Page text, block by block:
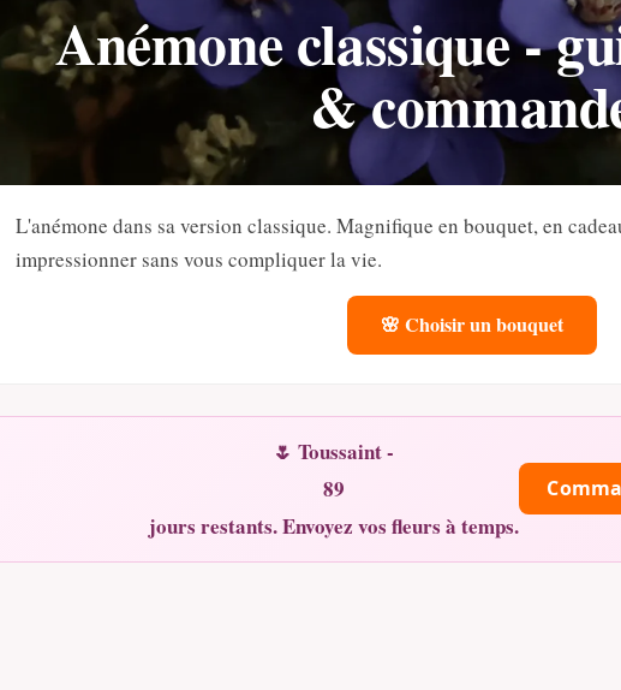
Anémone classique -
&
L'anémone dans sa version classique. Magnifique en bouquet, en
impressionner sans vous compliquer la vie.
🌸 Choisir un bouquet
🌷 Toussaint -
89
jours restants. Envoyez vos fleurs à temps.